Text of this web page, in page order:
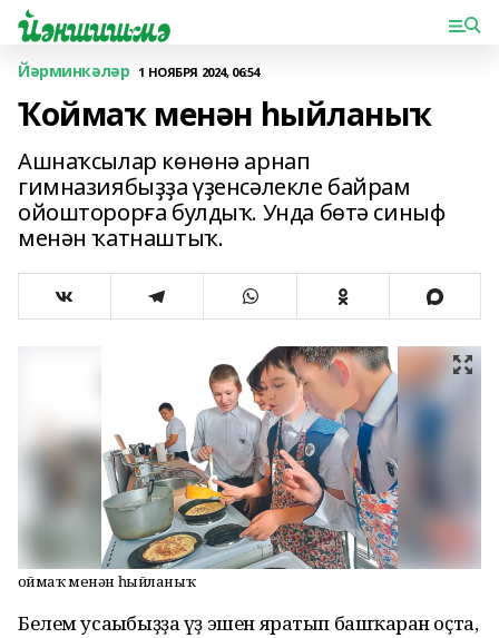
Йәрминкәләр 1 НОЯБРЯ 2024, 06:54
Ҡоймаҡ менән һыйланыҡ
Ашнаҡсылар көнөнә арнап
гимназиябыҙҙа үҙенсәлекле байрам
ойошторорға булдыҡ. Унда бөтә синыф
менән ҡатнаштыҡ.
Ҡоймаҡ менән һыйланыҡ
Белем усағыбыҙҙа үҙ эшен яратып башҡарған оҫта,